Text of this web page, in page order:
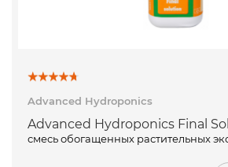
Advanced Hydroponics
Advanced Hydroponics Final
смесь обогащенных растительных